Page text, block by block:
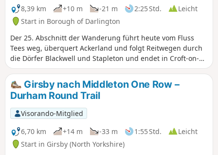
8,39 km
+10 m -21 m 2:25 Std.
Leicht
Start in Borough of Darlington
Der 25. Abschnitt der Wanderung führt heute vom Fluss
Tees weg, überquert Ackerland und folgt Reitwegen durch
die Dörfer Blackwell und Stapleton und endet in Croft-on-
Tees.
Girsby nach Middleton One Row –
Durham Round Trail
Visorando-Mitglied
6,70 km
+14 m -33 m 1:55 Std.
Leicht
Start in Girsby (North Yorkshire)